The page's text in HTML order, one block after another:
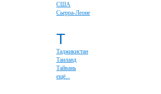
США
Сьерра-Леоне
Т
Таджикистан
Таиланд
Тайвань
ещё...